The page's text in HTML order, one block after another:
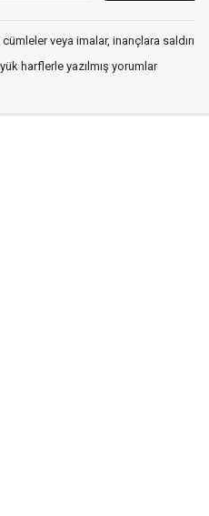
veya imalar, inançlara saldırı
harflerle yazılmış yorumlar